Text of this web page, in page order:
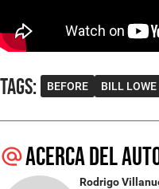
Tags: BEFORE BILL LOWE
Acerca del
Rodrigo